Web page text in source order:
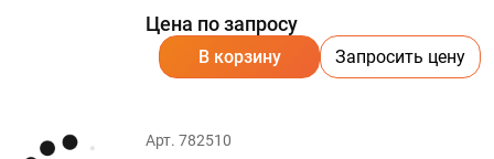
Цена по запросу
В корзину Запросить цену
Арт. 782510